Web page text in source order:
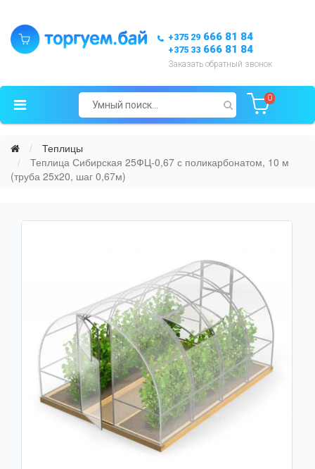
+375 29 666 81 84
+375 33 666 81 84
Заказать обратный звонок
0
Теплицы
Теплица Сибирская 25ФЦ-0,67 с поликарбонатом, 10 м
(труба 25x20, шаг 0,67м)